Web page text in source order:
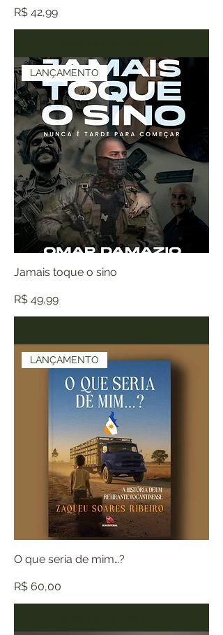
Preço
R$ 42,99
LANÇAMENTO
Jamais toque o sino
Preço
R$ 49,99
LANÇAMENTO
O que seria de mim…?
Preço
R$ 60,00